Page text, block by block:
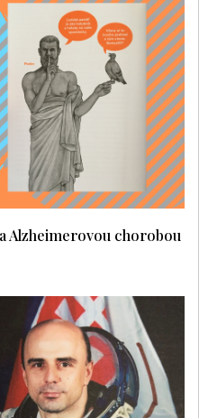
Alzheimerovou chorobou